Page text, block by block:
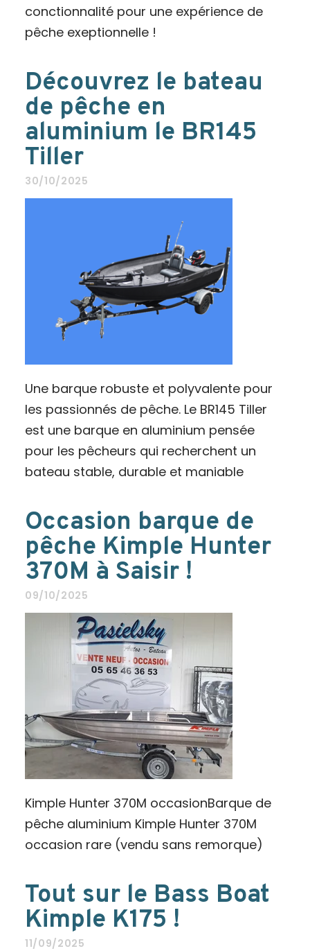
conctionnalité pour une expérience de
pêche exeptionnelle !
Découvrez le bateau
de pêche en
aluminium le BR145
Tiller
30/10/2025
Une barque robuste et polyvalente pour
les passionnés de pêche. Le BR145 Tiller
est une barque en aluminium pensée
pour les pêcheurs qui recherchent un
bateau stable, durable et maniable
Occasion barque de
pêche Kimple Hunter
370M à Saisir !
09/10/2025
Kimple Hunter 370M occasionBarque de
pêche aluminium Kimple Hunter 370M
occasion rare (vendu sans remorque)
Tout sur le Bass Boat
Kimple K175 !
11/09/2025